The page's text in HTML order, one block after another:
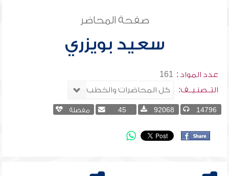
صفحة المحاضر
سعيد بويزري
عدد المواد : 161
التــصنـيــف:
14796
92068
45 مفضلة